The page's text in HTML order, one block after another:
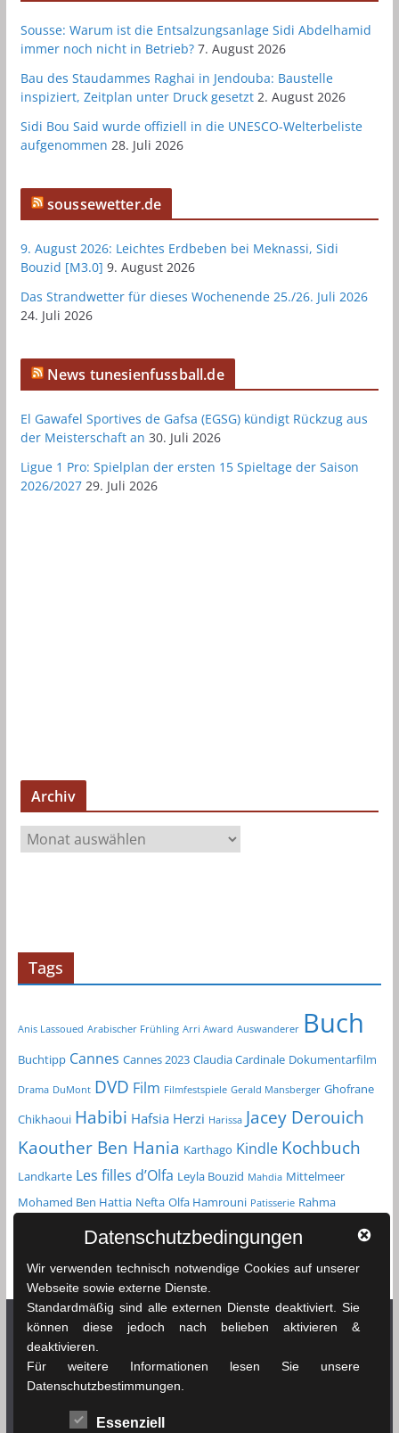
Sousse: Warum ist die Entsalzungsanlage Sidi Abdelhamid
immer noch nicht in Betrieb? 7. August 2026
Bau des Staudammes Raghai in Jendouba: Baustelle
inspiziert, Zeitplan unter Druck gesetzt 2. August 2026
Sidi Bou Said wurde offiziell in die UNESCO-Welterbeliste
aufgenommen 28. Juli 2026
soussewetter.de
9. August 2026: Leichtes Erdbeben bei Meknassi, Sidi
Bouzid [M3.0] 9. August 2026
Das Strandwetter für dieses Wochenende 25./26. Juli 2026
24. Juli 2026
News tunesienfussball.de
El Gawafel Sportives de Gafsa (EGSG) kündigt Rückzug aus
der Meisterschaft an 30. Juli 2026
Ligue 1 Pro: Spielplan der ersten 15 Spieltage der Saison
2026/2027 29. Juli 2026
Archiv
Tags
Anis Lassoued Arabischer Frühling Arri Award Auswanderer Buch
Buchtipp Cannes Cannes 2023 Claudia Cardinale Dokumentarfilm
Drama DuMont DVD Film Filmfestspiele Gerald Mansberger Ghofrane
Chikhaoui Habibi Hafsia Herzi Harissa Jacey Derouich
Kaouther Ben Hania Karthago Kindle Kochbuch
Landkarte Les filles d’Olfa Leyla Bouzid Mahdia Mittelmeer
Mohamed Ben Hattia Nefta Olfa Hamrouni Patisserie Rahma
Reiseführer Roman Sfax Spielfilm
sprachenlernen24.de Straßenkarte Taschenbuch Tozeur Tunesien
Tunis
Netzwerk Tunesienexplorer
News & Infos Tunesien - tunesienexplorer.de
Datenschutzbedingungen
Wir verwenden technisch notwendige Cookies auf unserer
Webseite sowie externe Dienste.
Standardmäßig sind alle externen Dienste deaktiviert. Sie
können diese jedoch nach belieben aktivieren &
deaktivieren.
Für weitere Informationen lesen Sie unsere
Datenschutzbestimmungen.
Essenziell